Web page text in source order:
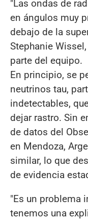
"Las ondas de
en ángulos muy
debajo de la
Stephanie
parte del equipo.
En principio, se
neutrinos tau,
indetectables,
dejar rastro. Sin
de datos del
en Mendoza,
similar, lo que
de evidencia
"Es un problema
tenemos una